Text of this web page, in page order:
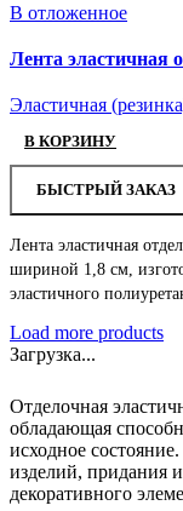
В отложенное
Лента эластичная
Эластичная
В КОРЗИНУ
БЫСТРЫЙ ЗАКАЗ
Лента эластичная
шириной 1,8 см,
эластичного
Load more products
Загрузка...
Отделочная
обладающая
исходное
изделий, придания
декоративного